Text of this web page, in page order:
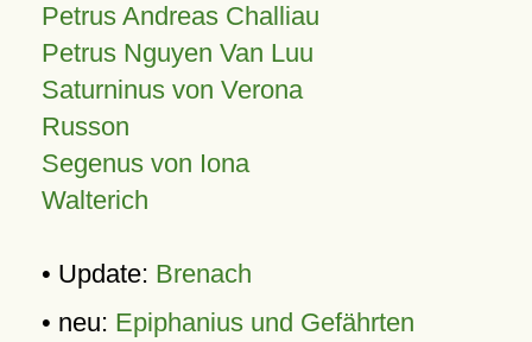
Petrus Andreas Challiau
Petrus Nguyen Van Luu
Saturninus von Verona
Russon
Segenus von Iona
Walterich
• Update: Brenach
• neu: Epiphanius und Gefährten